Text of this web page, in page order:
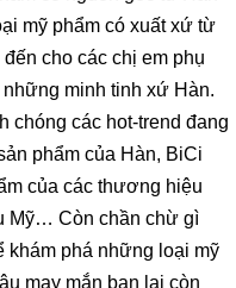
mỹ phẩm có xuất xứ từ
cho các chị em phụ
minh tinh xứ Hàn.
chóng các hot-trend đang
phẩm của Hàn, BiCi
của các thương hiệu
Mỹ… Còn chần chừ gì
khám phá những loại mỹ
may mắn bạn lại còn